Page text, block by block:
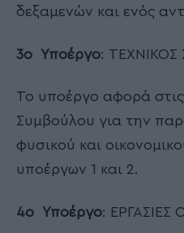
δεξαμενών και ενός
3ο Υποέργο:
Το υποέργο αφορά στις
Συμβούλου για την
φυσικού και
υποέργων 1 και 2.
4ο Υποέργο: ΕΡΓΑΣΙΕΣ